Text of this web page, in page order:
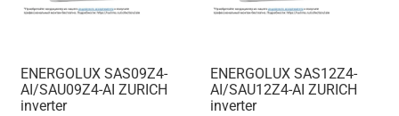
ENERGOLUX SAS09Z4-
AI/SAU09Z4-AI ZURICH
inverter
ENERGOLUX SAS12Z4-
AI/SAU12Z4-AI ZURICH
inverter